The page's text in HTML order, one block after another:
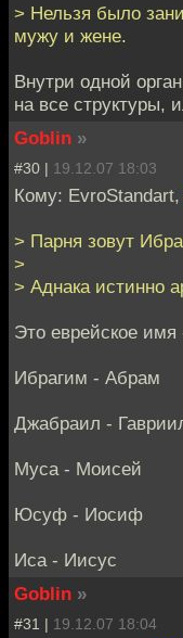
> Нельзя было
мужу и жене.
Внутри одной
на все структуры,
Goblin »
#30 | 19.12.07 18:03
Кому: EvroStandart,
> Парня зовут
>
> Аднака истинно
Это еврейское
Ибрагим - Абрам
Джабраил -
Муса - Моисей
Юсуф - Иосиф
Иса - Иисус
Goblin »
#31 | 19.12.07 18:04